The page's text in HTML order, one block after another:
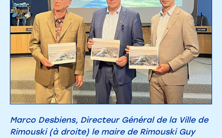
Marco Desbiens, Directeur Général de la Ville de
Rimouski (à droite) le maire de Rimouski Guy